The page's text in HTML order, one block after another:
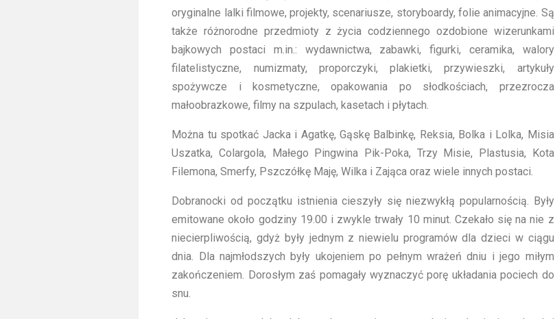
oryginalne lalki filmowe, projekty, scenariusze, storyboardy, folie animacyjne. Są
także różnorodne przedmioty z życia codziennego ozdobione wizerunkami
bajkowych postaci m.in.: wydawnictwa, zabawki, figurki, ceramika, walory
filatelistyczne, numizmaty, proporczyki, plakietki, przywieszki, artykuły
spożywcze i kosmetyczne, opakowania po słodkościach, przezrocza
małoobrazkowe, filmy na szpulach, kasetach i płytach.
Można tu spotkać Jacka i Agatkę, Gąskę Balbinkę, Reksia, Bolka i Lolka, Misia
Uszatka, Colargola, Małego Pingwina Pik-Poka, Trzy Misie, Plastusia, Kota
Filemona, Smerfy, Pszczółkę Maję, Wilka i Zająca oraz wiele innych postaci.
Dobranocki od początku istnienia cieszyły się niezwykłą popularnością. Były
emitowane około godziny 19.00 i zwykle trwały 10 minut. Czekało się na nie z
niecierpliwością, gdyż były jednym z niewielu programów dla dzieci w ciągu
dnia. Dla najmłodszych były ukojeniem po pełnym wrażeń dniu i jego miłym
zakończeniem. Dorosłym zaś pomagały wyznaczyć porę układania pociech do
snu.